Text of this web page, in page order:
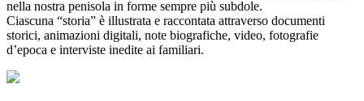
nella nostra penisola in forme sempre più subdole.
Ciascuna “storia” è illustrata e raccontata attraverso documenti
storici, animazioni digitali, note biografiche, video, fotografie
d’epoca e interviste inedite ai familiari.